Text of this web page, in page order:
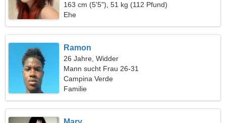
163 cm (5'5"), 51 kg (112 Pfund)
Ehe
Ramon
26 Jahre, Widder
Mann sucht Frau 26-31
Campina Verde
Familie